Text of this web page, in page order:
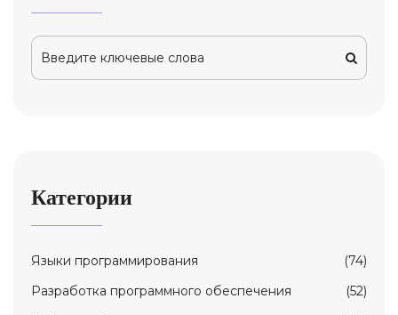
Категории
Языки программирования
(74)
Разработка программного обеспечения
(52)